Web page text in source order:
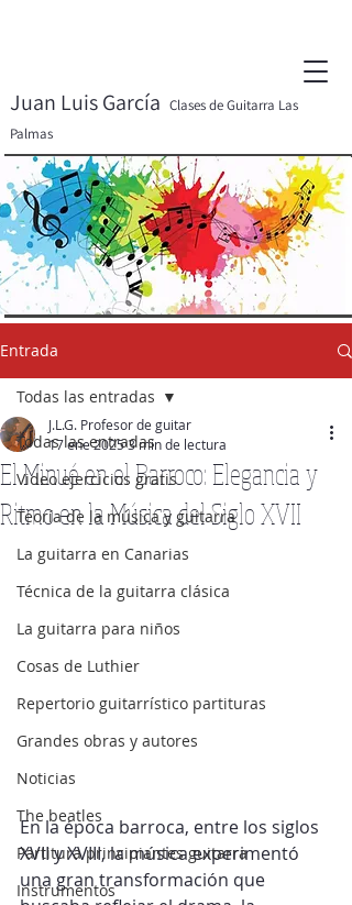
Juan Luis García Clases de Guitarra Las
Palmas
Entrada
Todas las entradas
Video ejercicios gratis
Teoría de la música y guitarra
La guitarra en Canarias
Técnica de la guitarra clásica
La guitarra para niños
Cosas de Luthier
Repertorio guitarrístico partituras
Grandes obras y autores
Noticias
The beatles
Partitura principiantes guitarra
Instrumentos
Todas las entradas
El Minué en el Barroco: Elegancia y
Ritmo en la Música del Siglo XVII
J.L.G. Profesor de guitar
17 ene 20253 min de lectura
En la época barroca, entre los siglos
XVII y XVIII, la música experimentó
una gran transformación que